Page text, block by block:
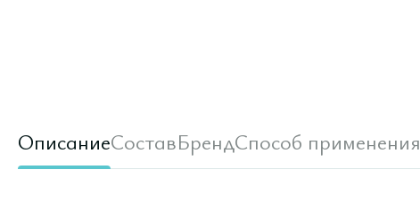
ОписаниеСоставБрендСпособ применения